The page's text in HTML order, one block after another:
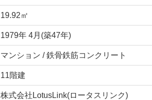
19.92㎡
1979年 4月(築47年)
マンション / 鉄骨鉄筋コンクリート
11階建
株式会社LotusLink(ロータスリンク)